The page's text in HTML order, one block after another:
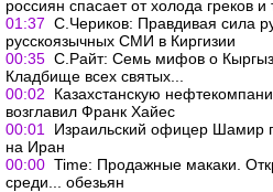
россиян спасает от холода греков и
01:37 С.Чериков: Правдивая сила
русскоязычных СМИ в Киргизии
00:35 C.Райт: Семь мифов о
Кладбище всех святых...
00:02
Казахстанскую
возглавил Франк Хайес
00:01
Израильский офицер Шамир
на Иран
00:00 Time: Продажные макаки.
среди... обезьян